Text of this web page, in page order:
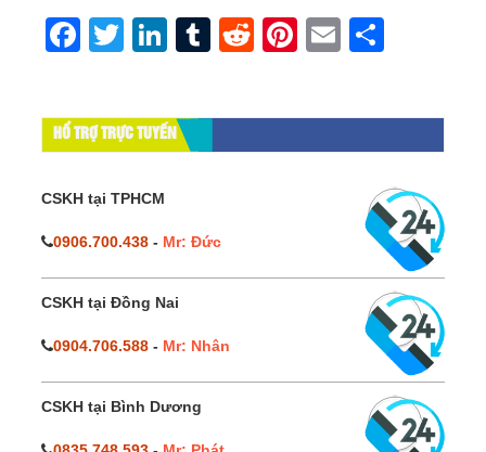
Facebook
Twitter
LinkedIn
Tumblr
RedditPinterest
Email
HỔ TRỢ TRỰC TUYẾN
CSKH tại TPHCM
0906.700.438 - Mr: Đức
CSKH tại Đồng Nai
0904.706.588 - Mr: Nhân
CSKH tại Bình Dương